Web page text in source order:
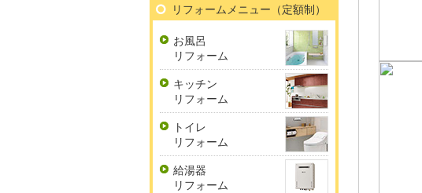
リフォームメニュー（定額制）
お風呂
リフォーム
キッチン
リフォーム
トイレ
リフォーム
給湯器
リフォーム